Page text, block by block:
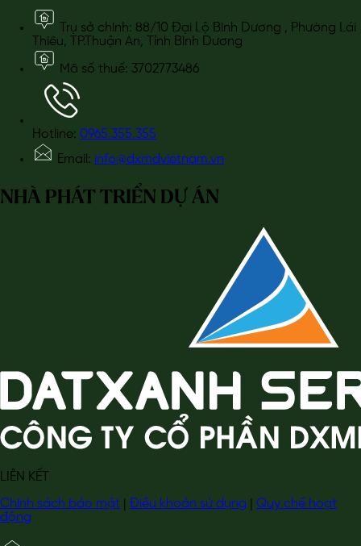
Trụ sở chính: 88/10 Đại Lộ Bình Dương , Phường Lái
Thiêu, TP.Thuận An, Tỉnh Bình Dương
Mã số thuế: 3702773486
Hotline: 0965.355.355
Email: info@dxmdvietnam.vn
NHÀ PHÁT TRIỂN DỰ ÁN
LIÊN KẾT
Chính sách bảo mật
Điều khoản sử dụng
Quy chế hoạt
động